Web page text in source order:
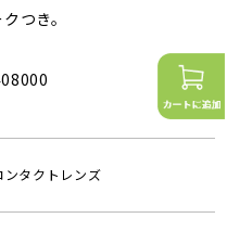
つき。
タクトレンズ